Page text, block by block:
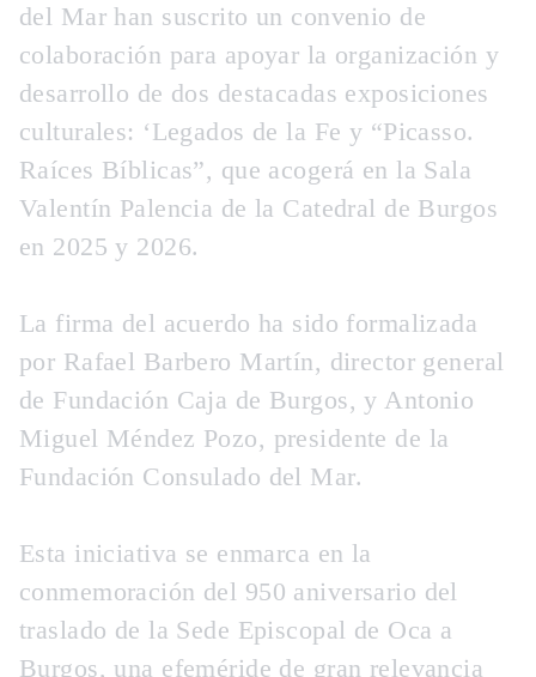
del Mar han suscrito un convenio de
colaboración para apoyar la organización y
desarrollo de dos destacadas exposiciones
culturales: ‘Legados de la Fe y “Picasso.
Raíces Bíblicas”, que acogerá en la Sala
Valentín Palencia de la Catedral de Burgos
en 2025 y 2026.
La firma del acuerdo ha sido formalizada
por Rafael Barbero Martín, director general
de Fundación Caja de Burgos, y Antonio
Miguel Méndez Pozo, presidente de la
Fundación Consulado del Mar.
Esta iniciativa se enmarca en la
conmemoración del 950 aniversario del
traslado de la Sede Episcopal de Oca a
Burgos, una efeméride de gran relevancia